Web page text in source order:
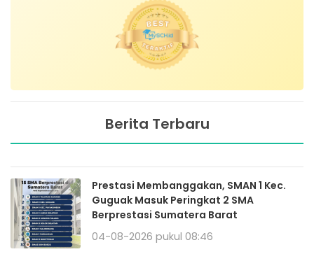
Berita Terbaru
Prestasi Membanggakan, SMAN 1 Kec.
Guguak Masuk Peringkat 2 SMA
Berprestasi Sumatera Barat
04-08-2026 pukul 08:46